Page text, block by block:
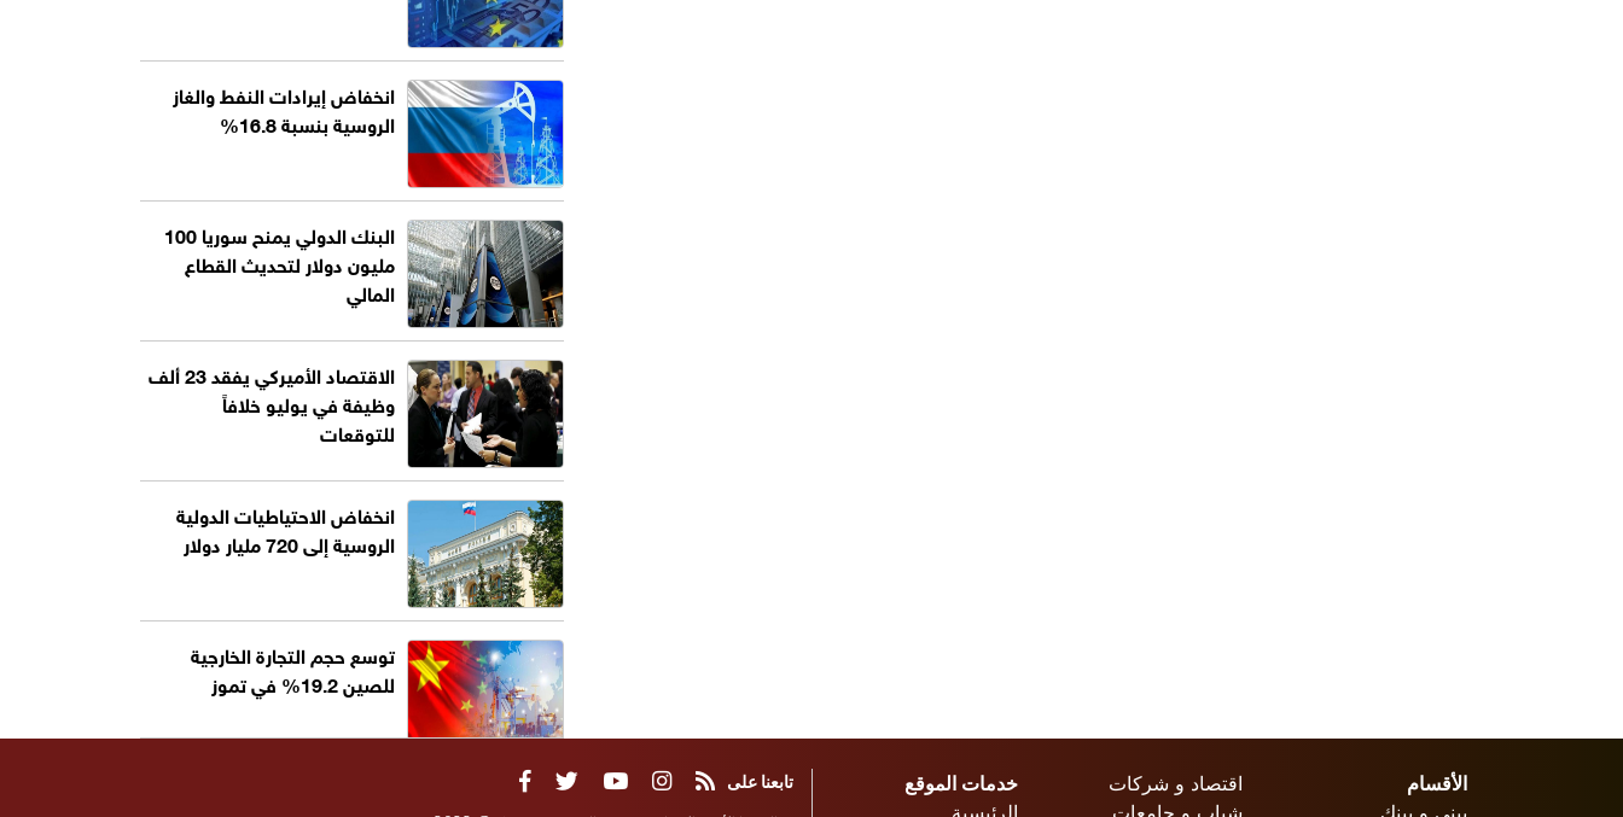
انخفاض إيرادات النفط والغاز
الروسية بنسبة 16.8%
البنك الدولي يمنح سوريا 100
مليون دولار لتحديث القطاع
المالي
الاقتصاد الأميركي يفقد 23 ألف
وظيفة في يوليو خلافاً
للتوقعات
انخفاض الاحتياطيات الدولية
الروسية إلى 720 مليار دولار
توسع حجم التجارة الخارجية
للصين 19.2% في تموز
الأقسام
بيني و بينك
اقتصاد و شركات
شباب و جامعات
خدمات الموقع
الرئيسية
تابعنا على